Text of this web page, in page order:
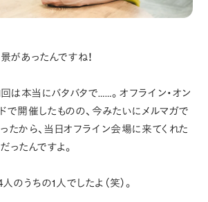
があったんですね！
回は本当にバタバタで……。オフライン・オン
で開催したものの、今みたいにメルマガで
たから、当日オフライン会場に来てくれた
ったんですよ。
のうちの1人でしたよ（笑）。